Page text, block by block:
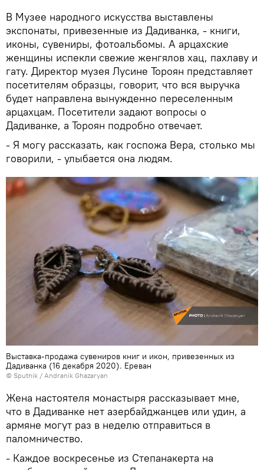
В Музее народного искусства выставлены
экспонаты, привезенные из Дадиванка, - книги,
иконы, сувениры, фотоальбомы. А арцахские
женщины испекли свежие женгялов хац, пахлаву и
гату. Директор музея Лусине Тороян представляет
посетителям образцы, говорит, что вся выручка
будет направлена вынужденно переселенным
арцахцам. Посетители задают вопросы о
Дадиванке, а Тороян подробно отвечает.
- Я могу рассказать, как госпожа Вера, столько мы
говорили, - улыбается она людям.
Выставка-продажа сувениров книг и икон, привезенных из
Дадиванка (16 декабря 2020). Еревaн
© Sputnik / Andranik Ghazaryan
Жена настоятеля монастыря рассказывает мне,
что в Дадиванке нет азербайджанцев или удин, а
армяне могут раз в неделю отправиться в
паломничество.
- Каждое воскресенье из Степанакерта на